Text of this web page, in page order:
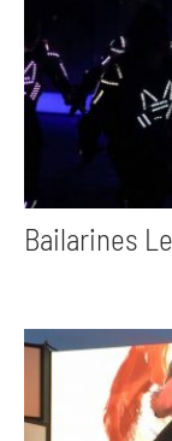
Bailarines